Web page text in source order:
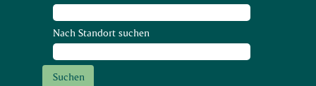
Nach Standort suchen